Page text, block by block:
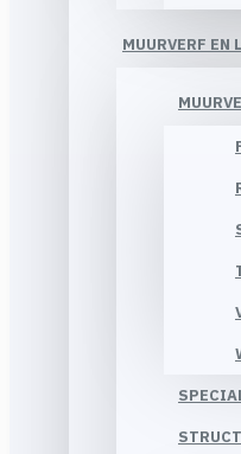
MUURVERF EN